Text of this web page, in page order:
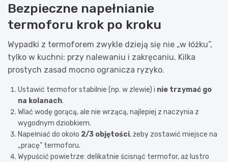
Bezpieczne napełnianie
termoforu krok po kroku
Wypadki z termoforem zwykle dzieją się nie „w łóżku”,
tylko w kuchni: przy nalewaniu i zakręcaniu. Kilka
prostych zasad mocno ogranicza ryzyko.
Ustawić termofor stabilnie (np. w zlewie) i nie trzymać go
na kolanach.
Wlać wodę gorącą, ale nie wrzącą, najlepiej z naczynia z
wygodnym dziobkiem.
Napełniać do około 2/3 objętości, żeby zostawić miejsce na
„pracę” termoforu.
Wypuścić powietrze: delikatnie ścisnąć termofor, aż lustro